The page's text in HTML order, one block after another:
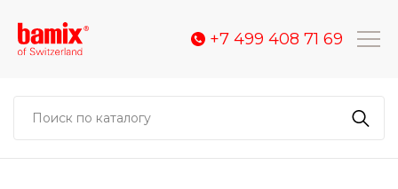
+7 499 408 71 69